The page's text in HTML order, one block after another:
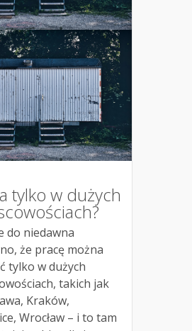
tylko w dużych
do niedawna
że pracę można
tylko w dużych
takich jak
Kraków,
Wrocław – i to tam